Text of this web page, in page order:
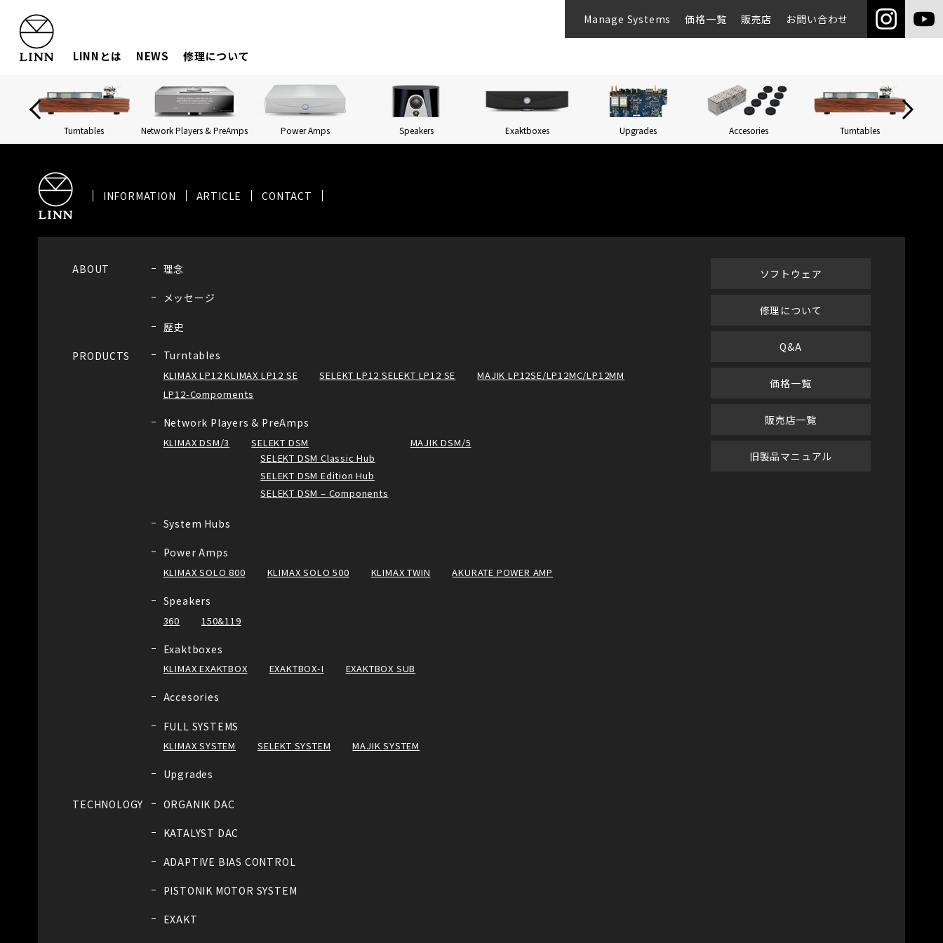
LINNとは NEWS 修理について
Manage Systems 価格一覧 販売店 お問い合わせ
Turntables Network Players & PreAmps Power Amps Speakers Exaktboxes Upgrades Accesories Turntables
INFORMATION ARTICLE CONTACT
ABOUT 理念
メッセージ
歴史
PRODUCTS Turntables
KLIMAX LP12 KLIMAX LP12 SE SELEKT LP12 SELEKT LP12 SE
MAJIK LP12SE/LP12MC/LP12MM
LP12-Compornents
Network Players & PreAmps
KLIMAX DSM/3
SELEKT DSM
SELEKT DSM Classic Hub
SELEKT DSM Edition Hub
SELEKT DSM – Components
MAJIK DSM/5
System Hubs
Power Amps
KLIMAX SOLO 800 KLIMAX SOLO 500 KLIMAX TWIN AKURATE POWER AMP
Speakers
360 150&119
Exaktboxes
KLIMAX EXAKTBOX EXAKTBOX-I EXAKTBOX SUB
Accesories
FULL SYSTEMS
KLIMAX SYSTEM SELEKT SYSTEM MAJIK SYSTEM
Upgrades
TECHNOLOGY ORGANIK DAC
KATALYST DAC
ADAPTIVE BIAS CONTROL
PISTONIK MOTOR SYSTEM
EXAKT
ソフトウェア
修理について
Q&A
価格一覧
販売店一覧
旧製品マニュアル